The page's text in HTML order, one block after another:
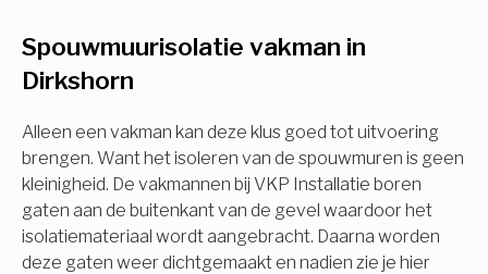
Spouwmuurisolatie vakman in
Dirkshorn
Alleen een vakman kan deze klus goed tot uitvoering
brengen. Want het isoleren van de spouwmuren is geen
kleinigheid. De vakmannen bij VKP Installatie boren
gaten aan de buitenkant van de gevel waardoor het
isolatiemateriaal wordt aangebracht. Daarna worden
deze gaten weer dichtgemaakt en nadien zie je hier